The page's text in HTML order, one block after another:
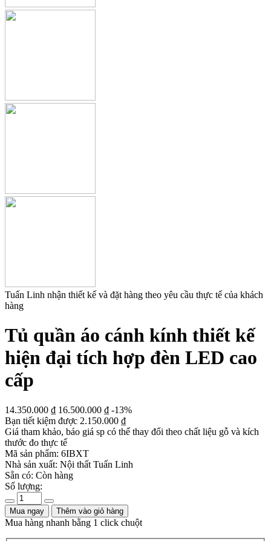
Tuấn Linh nhận thiết kế và đặt hàng theo yêu cầu thực tế của khách
hàng
Tủ quần áo cánh kính thiết kế
hiện đại tích hợp đèn LED cao
cấp
14.350.000 ₫ 16.500.000 ₫ -13%
Bạn tiết kiệm được 2.150.000 ₫
Giá tham khảo, báo giá sp có thể thay đổi theo chất liệu gỗ và kích
thước đo thực tế
Mã sản phẩm: 6IBXT
Nhà sản xuất: Nội thất Tuấn Linh
Sẵn có: Còn hàng
Số lượng:
Mua ngay Thêm vào giỏ hàng
Mua hàng nhanh bằng 1 click chuột